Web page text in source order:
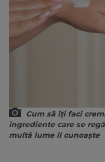
Cum să îți faci
ingrediente care se
multă lume îl cunoaște